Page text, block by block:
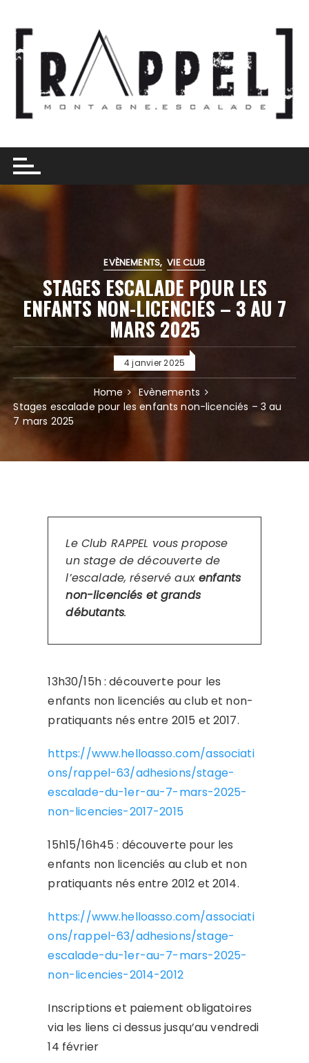
content
EVÈNEMENTS VIE CLUB
STAGES ESCALADE POUR LES
ENFANTS NON-LICENCIÉS – 3 AU 7
MARS 2025
4 janvier 2025
Home
Evènements
Stages escalade pour les enfants non-licenciés – 3 au
7 mars 2025
Le Club RAPPEL vous propose
un stage de découverte de
l’escalade, réservé auxenfants
non-licenciés et grands
débutants.
13h30/15h : découverte pour les
enfants non licenciés au club et non-
pratiquants nés entre 2015 et 2017.
https://www.helloasso.com/associati
ons/rappel-63/adhesions/stage-
escalade-du-1er-au-7-mars-2025-
non-licencies-2017-2015
15h15/16h45 : découverte pour les
enfants non licenciés au club et non
pratiquants nés entre 2012 et 2014.
https://www.helloasso.com/associati
ons/rappel-63/adhesions/stage-
escalade-du-1er-au-7-mars-2025-
non-licencies-2014-2012
Inscriptions et paiement obligatoires
via les liens ci dessus jusqu’au vendredi
14 février